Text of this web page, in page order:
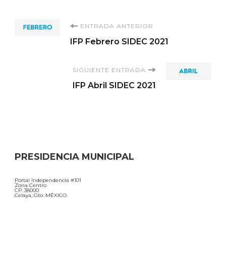
Navegación
entradas
ENTRADA ANTERIOR
IFP Febrero SIDEC 2021
SIGUIENTE ENTRADA
IFP Abril SIDEC 2021
PRESIDENCIA MUNICIPAL
Portal Independencia #101
Zona Centro
CP. 38000
Celaya, Gto. MÉXICO